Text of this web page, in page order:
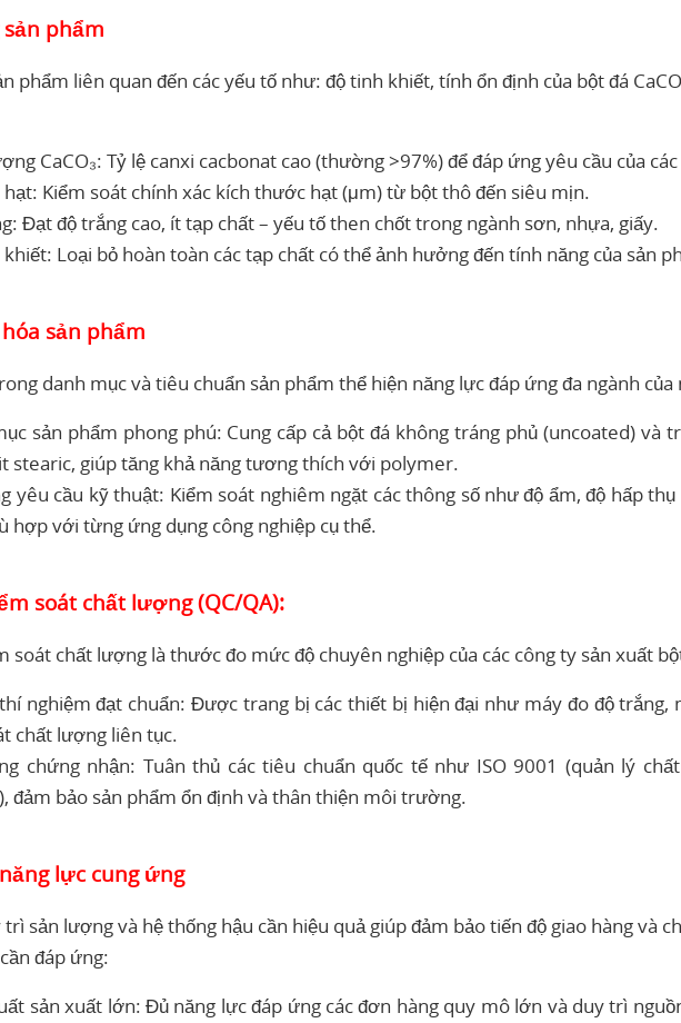
phẩm
phẩm liên quan đến các yếu tố như: độ tinh khiết, tính ổn định của bột đá
CaCO₃: Tỷ lệ canxi cacbonat cao (thường >97%) để đáp ứng yêu cầu của
Kiểm soát chính xác kích thước hạt (μm) từ bột thô đến siêu mịn.
Đạt độ trắng cao, ít tạp chất – yếu tố then chốt trong ngành sơn, nhựa, giấy.
Loại bỏ hoàn toàn các tạp chất có thể ảnh hưởng đến tính năng của sản
sản phẩm
danh mục và tiêu chuẩn sản phẩm thể hiện năng lực đáp ứng đa ngành
sản phẩm phong phú: Cung cấp cả bột đá không tráng phủ (uncoated) và
stearic, giúp tăng khả năng tương thích với polymer.
yêu cầu kỹ thuật: Kiểm soát nghiêm ngặt các thông số như độ ẩm, độ hấp
hợp với từng ứng dụng công nghiệp cụ thể.
soát chất lượng (QC/QA):
soát chất lượng là thước đo mức độ chuyên nghiệp của các công ty sản xuất
nghiệm đạt chuẩn: Được trang bị các thiết bị hiện đại như máy đo độ trắng,
chất lượng liên tục.
chứng nhận: Tuân thủ các tiêu chuẩn quốc tế như ISO 9001 (quản lý
đảm bảo sản phẩm ổn định và thân thiện môi trường.
lực cung ứng
trì sản lượng và hệ thống hậu cần hiệu quả giúp đảm bảo tiến độ giao hàng và
đáp ứng:
sản xuất lớn: Đủ năng lực đáp ứng các đơn hàng quy mô lớn và duy trì